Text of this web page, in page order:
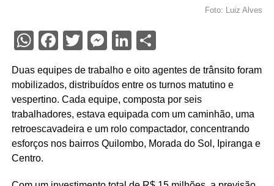
Foto: Luiz Alves
WhatsApp
Facebook
Twitter
Messenger
LinkedIn
Share
Duas equipes de trabalho e oito agentes de trânsito foram
mobilizados, distribuídos entre os turnos matutino e
vespertino. Cada equipe, composta por seis
trabalhadores, estava equipada com um caminhão, uma
retroescavadeira e um rolo compactador, concentrando
esforços nos bairros Quilombo, Morada do Sol, Ipiranga e
Centro.